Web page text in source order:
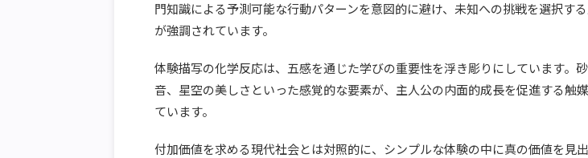
門知識による予測可能な行動パターンを意図的に避け、未知への挑戦を選択す
が強調されています。
体験描写の化学反応は、五感を通じた学びの重要性を浮き彫りにしています。
音、星空の美しさといった感覚的な要素が、主人公の内面的成長を促進する触
ています。
付加価値を求める現代社会とは対照的に、シンプルな体験の中に真の価値を見